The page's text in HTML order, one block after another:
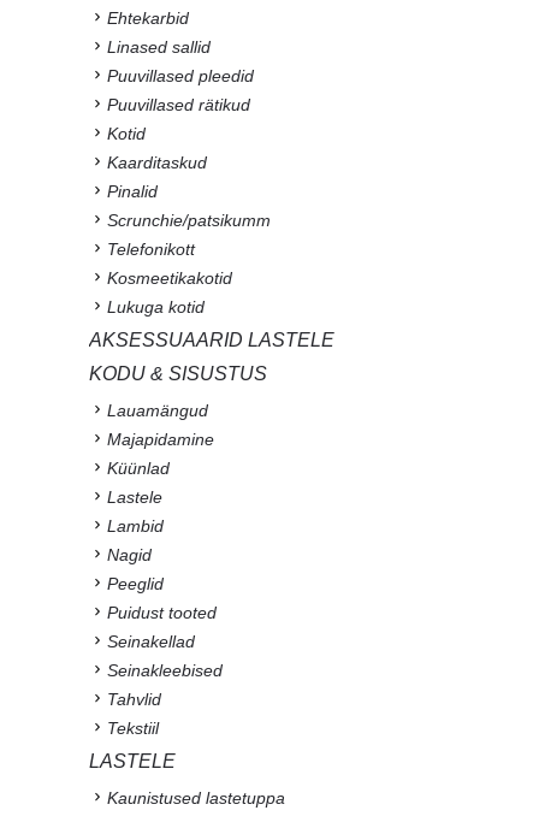
Ehtekarbid
Linased sallid
Puuvillased pleedid
Puuvillased rätikud
Kotid
Kaarditaskud
Pinalid
Scrunchie/patsikumm
Telefonikott
Kosmeetikakotid
Lukuga kotid
AKSESSUAARID LASTELE
KODU & SISUSTUS
Lauamängud
Majapidamine
Küünlad
Lastele
Lambid
Nagid
Peeglid
Puidust tooted
Seinakellad
Seinakleebised
Tahvlid
Tekstiil
LASTELE
Kaunistused lastetuppa